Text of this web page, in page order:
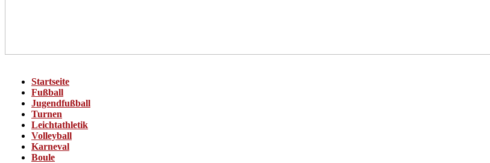
Startseite
Fußball
Jugendfußball
Turnen
Leichtathletik
Volleyball
Karneval
Boule